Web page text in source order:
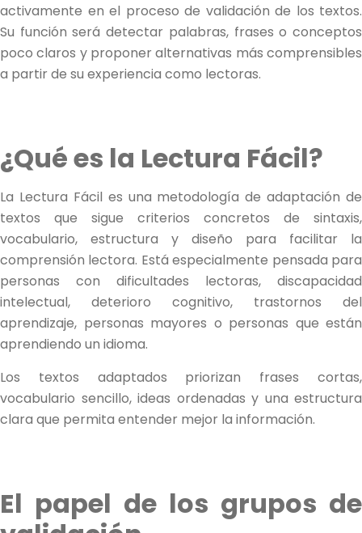
activamente en el proceso de validación de los textos.
Su función será detectar palabras, frases o conceptos
poco claros y proponer alternativas más comprensibles
a partir de su experiencia como lectoras.
¿Qué es la Lectura Fácil?
La Lectura Fácil es una metodología de adaptación de
textos que sigue criterios concretos de sintaxis,
vocabulario, estructura y diseño para facilitar la
comprensión lectora. Está especialmente pensada para
personas con dificultades lectoras, discapacidad
intelectual, deterioro cognitivo, trastornos del
aprendizaje, personas mayores o personas que están
aprendiendo un idioma.
Los textos adaptados priorizan frases cortas,
vocabulario sencillo, ideas ordenadas y una estructura
clara que permita entender mejor la información.
El papel de los grupos de